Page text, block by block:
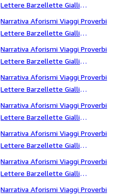
Lettere Barzellette Gialli
Fantascienza Stagione
Narrativa Aforismi Viaggi Proverbi
Lettere Barzellette Gialli
Fantascienza stanze
Narrativa Aforismi Viaggi Proverbi
Lettere Barzellette Gialli
Fantascienza storia
Narrativa Aforismi Viaggi Proverbi
Lettere Barzellette Gialli
Fantascienza storia della magia
Narrativa Aforismi Viaggi Proverbi
Lettere Barzellette Gialli
Fantascienza storia di due gemelli
Narrativa Aforismi Viaggi Proverbi
Lettere Barzellette Gialli
Fantascienza Storia di Napoli
Narrativa Aforismi Viaggi Proverbi
Lettere Barzellette Gialli
Fantascienza storia quotidiana
Narrativa Aforismi Viaggi Proverbi